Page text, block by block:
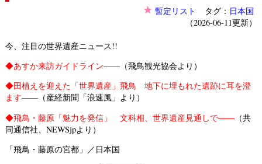
暫定リスト タグ： 日本国
（2026-06-11更新）
今、注目の世界遺産ニュース!!
◆あすか来訪ガイドライン――（飛鳥観光協会より）
◆田植えを迎えた「世界遺産」飛鳥 地下に埋もれた遺跡に耳を澄
ます――（産経新聞「浪速風」より）
◆飛鳥・藤原「魅力を発信」 文科相、世界遺産見通しで――（共
同通信社、NEWSjpより）
「飛鳥・藤原の宮都」／日本国